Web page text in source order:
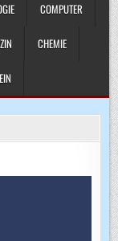
COMPUTER
CHEMIE